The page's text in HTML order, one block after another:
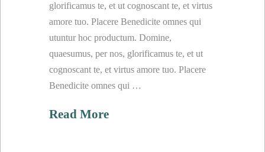
glorificamus te, et ut cognoscant te, et virtus
amore tuo. Placere Benedicite omnes qui
utuntur hoc productum. Domine,
quaesumus, per nos, glorificamus te, et ut
cognoscant te, et virtus amore tuo. Placere
Benedicite omnes qui …
Read More